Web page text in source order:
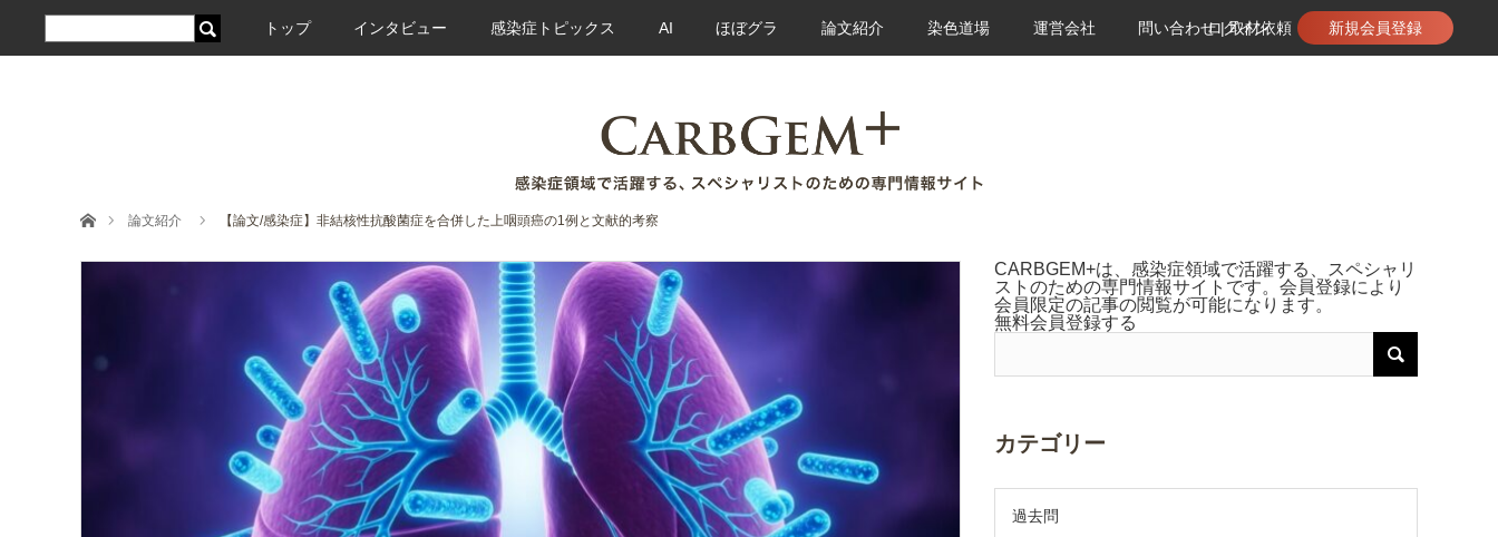
トップ インタビュー 感染症トピックス AI ほぼグラ 論文紹介 染色道場 運営会社 問い合わせ | 取材依頼
ログイン 新規会員登録
ホーム論文紹介 【論文/感染症】非結核性抗酸菌症を合併した上咽頭癌の1例と文献的考察
CARBGEM+は、感染症領域で活躍する、スペシャリ
ストのための専門情報サイトです。会員登録により
会員限定の記事の閲覧が可能になります。
無料会員登録する
カテゴリー
過去問